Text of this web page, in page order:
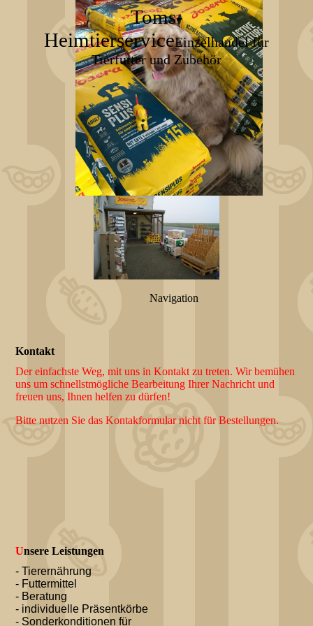
Toms-
HeimtierserviceEinzelhandel für
Tierfutter und Zubehör
Navigation
Kontakt
Der einfachste Weg, mit uns in Kontakt zu treten. Wir bemühen
uns um schnellstmögliche Bearbeitung Ihrer Nachricht und
freuen uns, Ihnen helfen zu dürfen!
Bitte nutzen Sie das Kontakformular nicht für Bestellungen.
Unsere Leistungen
- Tierernährung
- Futtermittel
- Beratung
- individuelle Präsentkörbe
- Sonderkonditionen für